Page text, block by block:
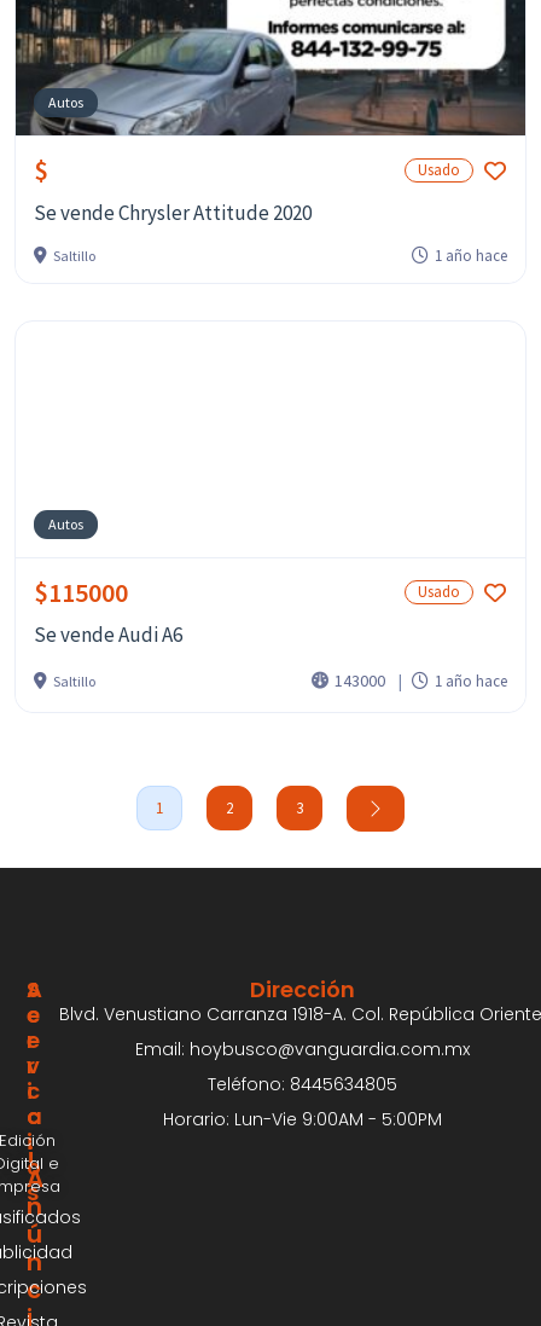
Autos
$ Usado
Se vende Chrysler Attitude 2020
Saltillo 1 año hace
Autos
$115000 Usado
Se vende Audi A6
Saltillo 143000 1 año hace
1 2 3
¡
A
n
ú
n
c
i
S
E
R
V
I
C
I
O
S
A
C
E
R
C
A
e
Dirección
Blvd. Venustiano Carranza 1918-A. Col. República
Email: hoybusco@vanguardia.com.mx
Teléfono: 8445634805
Horario: Lun-Vie 9:00AM - 5:00PM